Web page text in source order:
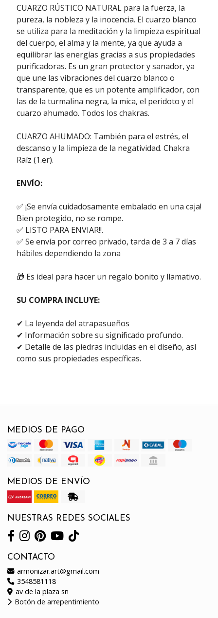
CUARZO RÚSTICO NATURAL para la fuerza, la
pureza, la nobleza y la inocencia. El cuarzo blanco
se utiliza para la meditación y la limpieza espiritual
del cuerpo, el alma y la mente, ya que ayuda a
equilibrar las energías gracias a sus propiedades
purificadoras. Es un gran protector y sanador, ya
que une las vibraciones del cuarzo blanco o
transparente, que es un potente amplificador, con
las de la turmalina negra, la mica, el peridoto y el
cuarzo ahumado. Todos los chakras.
CUARZO AHUMADO: También para el estrés, el
descanso y la limpieza de la negatividad. Chakra
Raíz (1.er).
ENVÍO:
✅ ¡Se envía cuidadosamente embalado en una caja!
Bien protegido, no se rompe.
✅ LISTO PARA ENVIAR!!.
✅ Se envía por correo privado, tarda de 3 a 7 días
hábiles dependiendo la zona
🎁 Es ideal para hacer un regalo bonito y llamativo.
SU COMPRA INCLUYE:
✔ La leyenda del atrapasueños
✔ Información sobre su significado profundo.
✔ Detalle de las piedras incluidas en el diseño, así
como sus propiedades específicas.
MEDIOS DE PAGO
MEDIOS DE ENVÍO
NUESTRAS REDES SOCIALES
CONTACTO
armonizar.art@gmail.com
3548581118
av de la plaza sn
Botón de arrepentimiento